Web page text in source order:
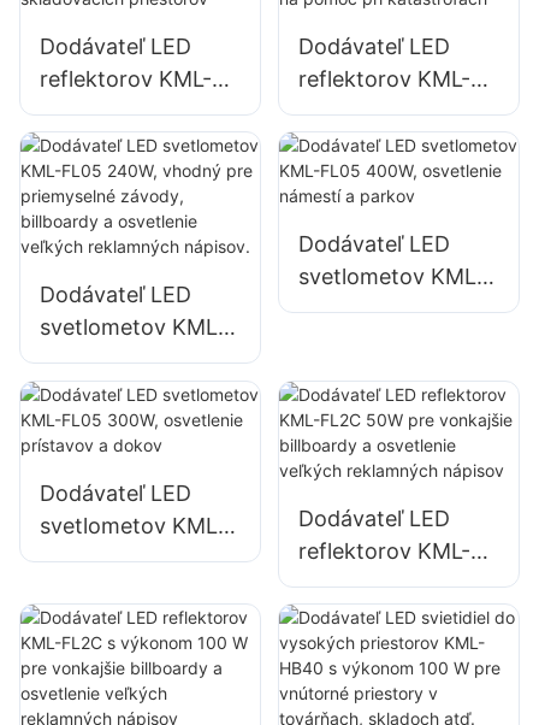
Dodávateľ LED
reflektorov KML-
FL05 150W pre
osvetlenie
parkovísk a
skladovacích
priestorov
Dodávateľ LED
reflektorov KML-
FL05 200W,
núdzové osvetlenie
a osvetlenie miest
na pomoc pri
katastrofách
Dodávateľ LED
svetlometov KML-
FL05 240W,
vhodný pre
priemyselné
závody, billboardy
a osvetlenie
veľkých
Dodávateľ LED
svetlometov KML-
FL05 400W,
Dodávateľ LED
svetlometov KML-
FL05 300W,
prístavov a dokov
Dodávateľ LED
reflektorov KML-
FL2C 50W pre
vonkajšie billboardy
a osvetlenie
veľkých
reklamných